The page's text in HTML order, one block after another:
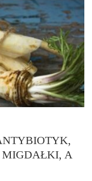
MIGDAŁKI, A